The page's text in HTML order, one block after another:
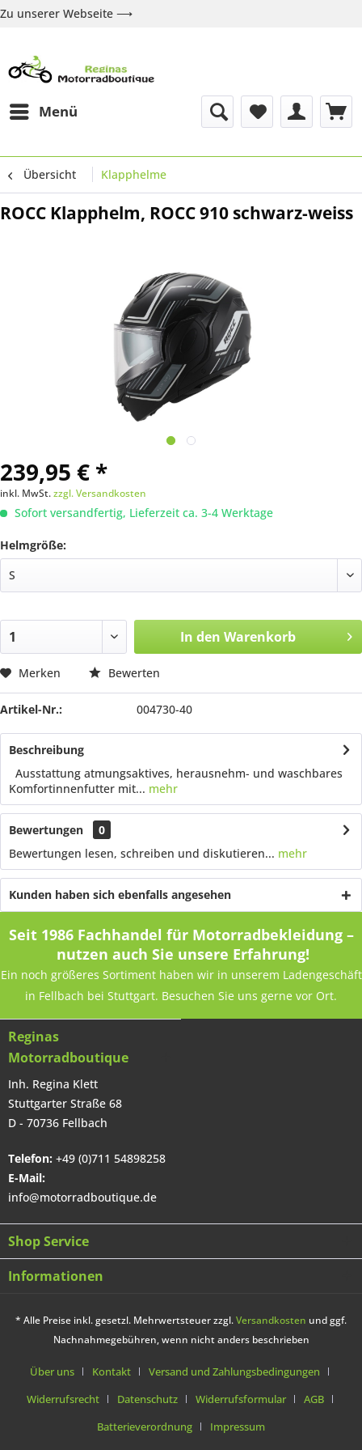
Zu unserer Webseite ⟶
Menü
Übersicht Klapphelme
ROCC Klapphelm, ROCC 910 schwarz-weiss
239,95 € *
inkl. MwSt.zzgl. Versandkosten
Sofort versandfertig, Lieferzeit ca. 3-4 Werktage
Helmgröße:
In den Warenkorb
Merken Bewerten
Artikel-Nr.: 004730-40
Beschreibung
Ausstattung atmungsaktives, herausnehm- und waschbares
Komfortinnenfutter mit... mehr
Bewertungen
0
Bewertungen lesen, schreiben und diskutieren... mehr
Kunden haben sich ebenfalls angesehen
Seit 1986 Fachhandel für Motorradbekleidung –
nutzen auch Sie unsere Erfahrung!
Ein noch größeres Sortiment haben wir in unserem Ladengeschäft
in Fellbach bei Stuttgart. Besuchen Sie uns gerne vor Ort.
Reginas
Motorradboutique
Inh. Regina Klett
Stuttgarter Straße 68
D - 70736 Fellbach
Telefon: +49 (0)711 54898258
E-Mail:
info@motorradboutique.de
Shop Service
Informationen
* Alle Preise inkl. gesetzl. Mehrwertsteuer zzgl.Versandkosten und ggf.
Nachnahmegebühren, wenn nicht anders beschrieben
Über uns Kontakt
Versand und Zahlungsbedingungen
Widerrufsrecht
Datenschutz Widerrufsformular
AGB
Batterieverordnung
Impressum